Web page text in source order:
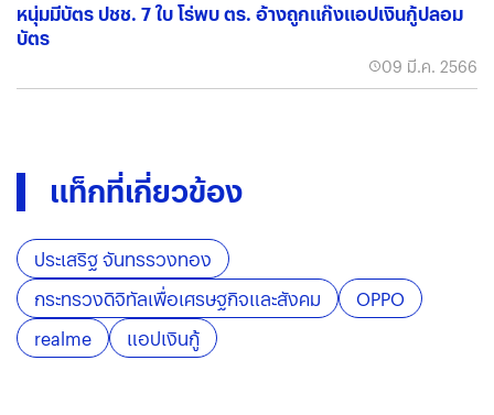
หนุ่มมีบัตร ปชช. 7 ใบ โร่พบ ตร. อ้างถูกแก๊งแอปเงินกู้ปลอม
บัตร
09 มี.ค. 2566
แท็กที่เกี่ยวข้อง
ประเสริฐ จันทรรวงทอง
กระทรวงดิจิทัลเพื่อเศรษฐกิจและสังคม
OPPO
realme
แอปเงินกู้